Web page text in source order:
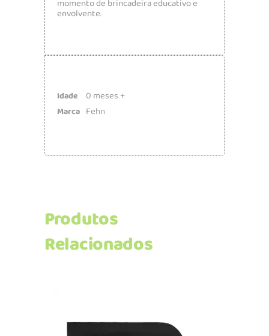
momento de brincadeira educativo e
envolvente.
Idade 0 meses +
Marca Fehn
Produtos
Relacionados